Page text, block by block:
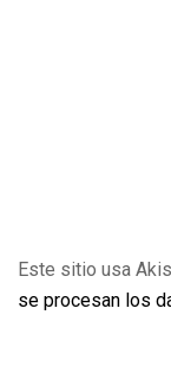
Este sitio usa
se procesan los